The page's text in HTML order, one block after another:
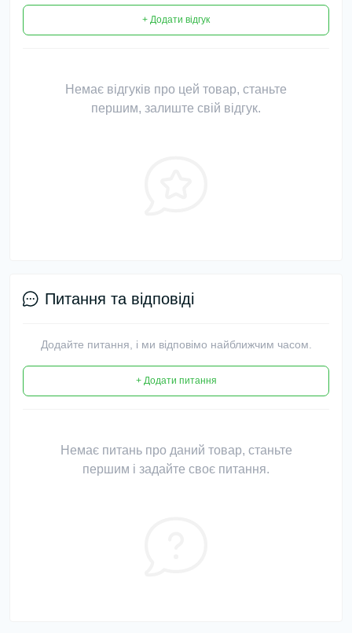
+ Додати відгук
Немає відгуків про цей товар, станьте
першим, залиште свій відгук.
Питання та відповіді
Додайте питання, і ми відповімо найближчим часом.
+ Додати питання
Немає питань про даний товар, станьте
першим і задайте своє питання.